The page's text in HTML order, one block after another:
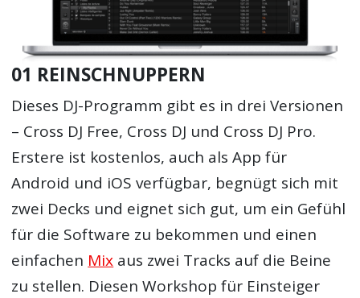
01 REINSCHNUPPERN
Dieses DJ-Programm gibt es in drei Versionen
– Cross DJ Free, Cross DJ und Cross DJ Pro.
Erstere ist kostenlos, auch als App für
Android und iOS verfügbar, begnügt sich mit
zwei Decks und eignet sich gut, um ein Gefühl
für die Software zu bekommen und einen
einfachen Mix aus zwei Tracks auf die Beine
zu stellen. Diesen Workshop für Einsteiger